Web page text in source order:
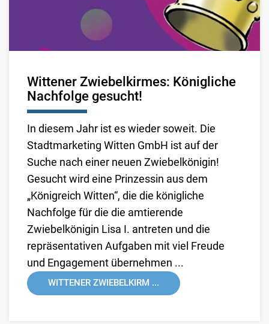
Wittener Zwiebelkirmes: Königliche
Nachfolge gesucht!
In diesem Jahr ist es wieder soweit. Die
Stadtmarketing Witten GmbH ist auf der
Suche nach einer neuen Zwiebelkönigin!
Gesucht wird eine Prinzessin aus dem
„Königreich Witten“, die die königliche
Nachfolge für die die amtierende
Zwiebelkönigin Lisa I. antreten und die
repräsentativen Aufgaben mit viel Freude
und Engagement übernehmen ...
WITTENER ZWIEBELKIRM ...